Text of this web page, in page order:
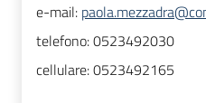
e-mail:
telefono:0523492030
cellulare:0523492165